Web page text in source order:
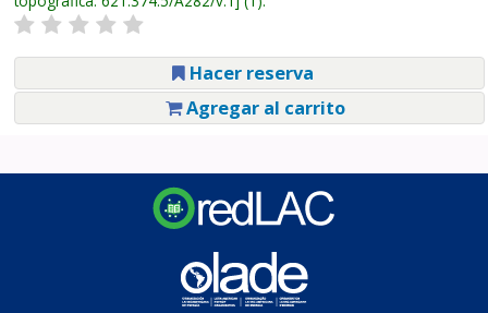
Hacer reserva
Agregar al carrito